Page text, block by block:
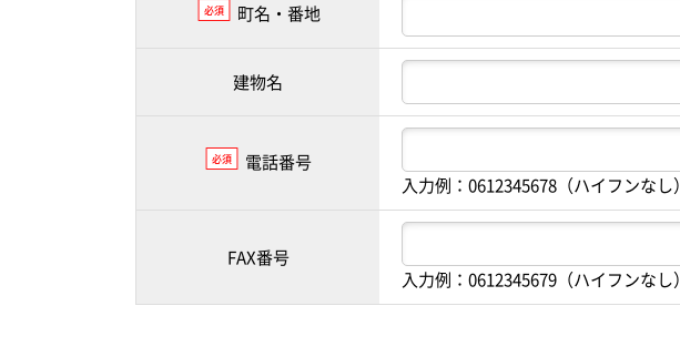
必須 町名・番地
建物名
必須
電話番号
入力例：0612345678（ハイフンなし）
FAX番号
入力例：0612345679（ハイフンなし）